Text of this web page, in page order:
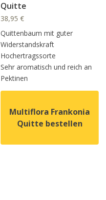
Quitte
38,95€
Quittenbaum mit guter
Widerstandskraft
Hochertragssorte
Sehr aromatisch und reich an
Pektinen
Multiflora Frankonia
Quitte bestellen